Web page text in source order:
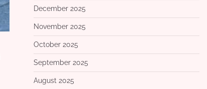
December 2025
November 2025
October 2025
September 2025
August 2025